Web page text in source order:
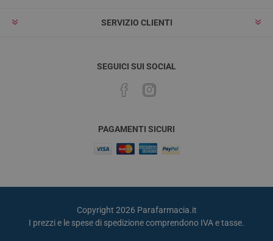
SERVIZIO CLIENTI
SEGUICI SUI SOCIAL
PAGAMENTI SICURI
Copyright 2026 Parafarmacia.it
I prezzi e le spese di spedizione comprendono IVA e tasse.